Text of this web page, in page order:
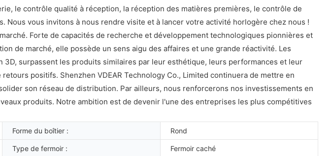
le contrôle qualité à réception, la réception des matières premières, le contrôle de
vous invitons à nous rendre visite et à lancer votre activité horlogère chez nous !
Forte de capacités de recherche et développement technologiques pionnières et
de marché, elle possède un sens aigu des affaires et une grande réactivité. Les
surpassent les produits similaires par leur esthétique, leurs performances et leur
positifs. Shenzhen VDEAR Technology Co., Limited continuera de mettre en
son réseau de distribution. Par ailleurs, nous renforcerons nos investissements en
produits. Notre ambition est de devenir l'une des entreprises les plus compétitives
Forme du boîtier : Rond
Type de fermoir : Fermoir caché